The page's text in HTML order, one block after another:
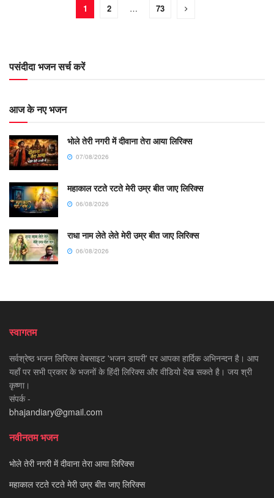
1 2 … 73
पसंदीदा भजन सर्च करें
आज के नए भजन
भोले तेरी नगरी में दीवाना तेरा आया लिरिक्स
07/08/2026
महाकाल रटते रटते मेरी उम्र बीत जाए लिरिक्स
06/08/2026
राधा नाम लेते लेते मेरी उम्र बीत जाए लिरिक्स
06/08/2026
स्वागतम
सर्वश्रेष्ठ भजन लिरिक्स वेबसाइट 'भजन डायरी' पर आपका हार्दिक अभिनन्दन है। आप
यहाँ पर सभी प्रकार के भजनों के हिंदी लिरिक्स और वीडियो देख सकते है। जय श्री
कृष्णा।
संपर्क -
bhajandiary@gmail.com
नवीनतम भजन
भोले तेरी नगरी में दीवाना तेरा आया लिरिक्स
महाकाल रटते रटते मेरी उम्र बीत जाए लिरिक्स